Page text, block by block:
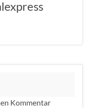
Kommentar